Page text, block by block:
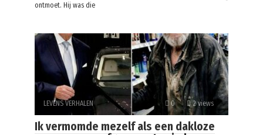
ontmoet. Hij was die
LEVENS VERHALEN 0 2 views
Ik vermomde mezelf als een dakloze